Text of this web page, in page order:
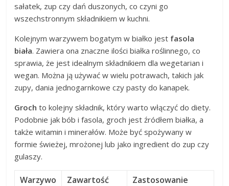
sałatek, zup czy dań duszonych, co czyni go
wszechstronnym składnikiem w kuchni.
Kolejnym warzywem bogatym w białko jest fasola
biała. Zawiera ona znaczne ilości białka roślinnego, co
sprawia, że jest idealnym składnikiem dla wegetarian i
wegan. Można ją używać w wielu potrawach, takich jak
zupy, dania jednogarnkowe czy pasty do kanapek.
Groch to kolejny składnik, który warto włączyć do diety.
Podobnie jak bób i fasola, groch jest źródłem białka, a
także witamin i minerałów. Może być spożywany w
formie świeżej, mrożonej lub jako ingredient do zup czy
gulaszy.
Warzywo Zawartość Zastosowanie